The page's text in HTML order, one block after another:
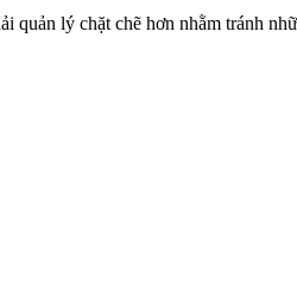
quản lý chặt chẽ hơn nhằm tránh